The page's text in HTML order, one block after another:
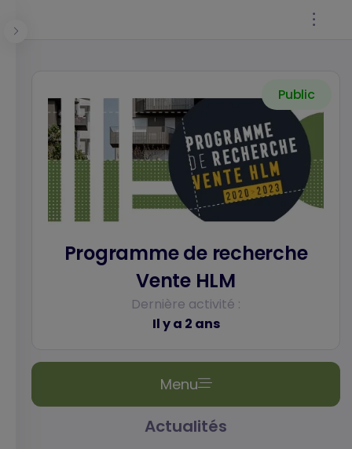
Se connecter
Programme de recherche
Vente HLM
Public
Dernière activité :
Il y a 2 ans
Menu
Actualités